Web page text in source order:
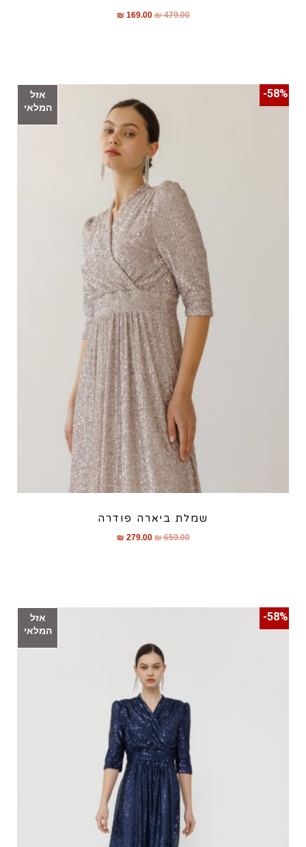
₪479.00
₪ 169.00
אזל
המלאי
58%-
שמלת ביארה פודרה
₪659.00
₪ 279.00
אזל
המלאי
58%-